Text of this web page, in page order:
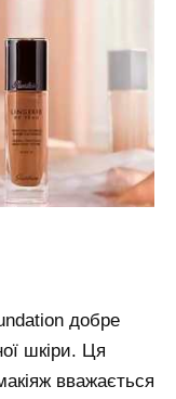
добре
шкіри. Ця
вважається